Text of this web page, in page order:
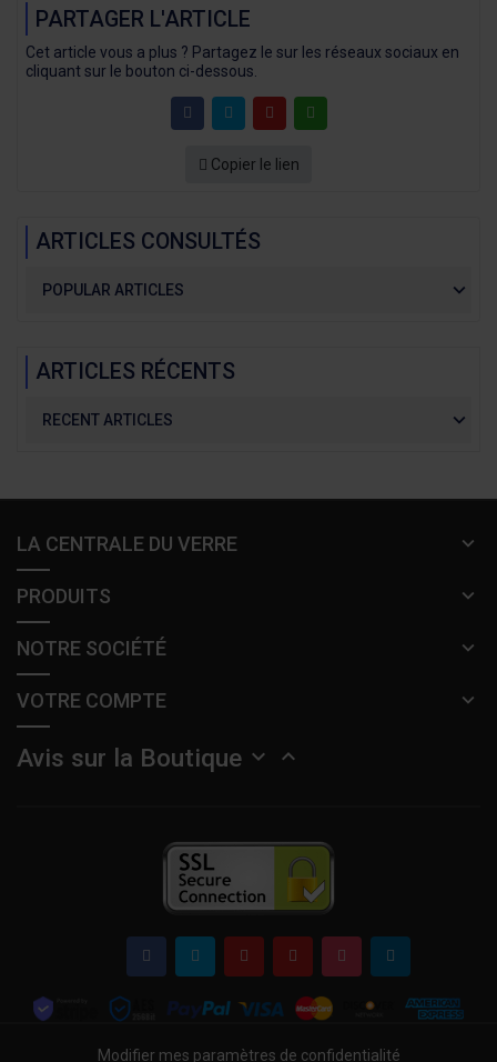
PARTAGER L'ARTICLE
Cet article vous a plus ? Partagez le sur les réseaux sociaux en
cliquant sur le bouton ci-dessous.
Copier le lien
ARTICLES CONSULTÉS
POPULAR ARTICLES
ARTICLES RÉCENTS
RECENT ARTICLES
LA CENTRALE DU VERRE
PRODUITS
NOTRE SOCIÉTÉ
VOTRE COMPTE
Avis sur la Boutique  
Modifier mes paramètres de confidentialité